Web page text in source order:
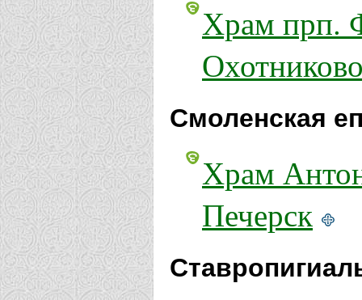
Храм прп.
Смоленская
Храм
Печерск